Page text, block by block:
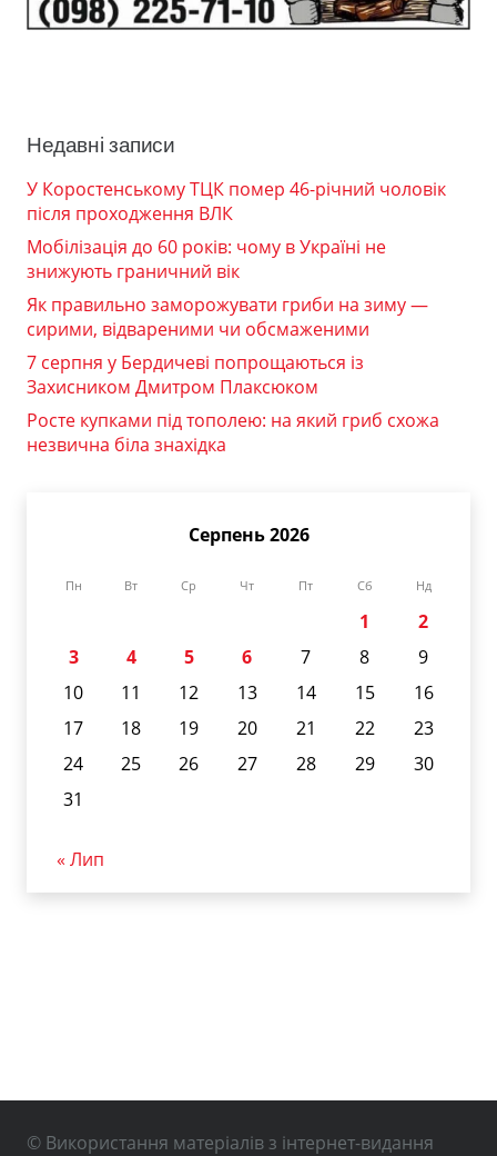
Недавні записи
У Коростенському ТЦК помер 46-річний чоловік
після проходження ВЛК
Мобілізація до 60 років: чому в Україні не
знижують граничний вік
Як правильно заморожувати гриби на зиму —
сирими, відвареними чи обсмаженими
7 серпня у Бердичеві попрощаються із
Захисником Дмитром Плаксюком
Росте купками під тополею: на який гриб схожа
незвична біла знахідка
Серпень 2026
Пн Вт Ср Чт Пт Сб Нд
1
2
3
4 5 6 7 8
9
10
11 12 13 14 15
16
17
18 19 20 21 22
23
24
25 26 27 28 29
30
31
« Лип
© Використання матеріалів з інтернет-видання